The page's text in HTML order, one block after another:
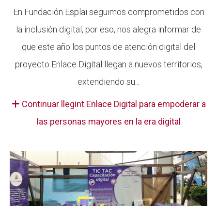
En Fundación Esplai seguimos comprometidos con
la inclusión digital, por eso, nos alegra informar de
que este año los puntos de atención digital del
proyecto Enlace Digital llegan a nuevos territorios,
extendiendo su...
Continuar llegint Enlace Digital para empoderar a
las personas mayores en la era digital